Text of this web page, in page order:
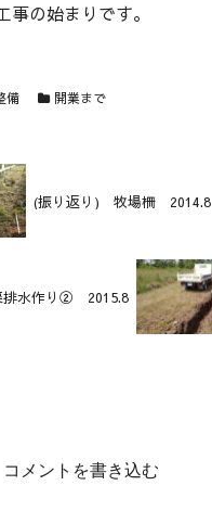
の始まりです。
備 開業まで
(振り返り) 牧場柵 2014.8
排水作り② 2015.8
コメントを書き込む